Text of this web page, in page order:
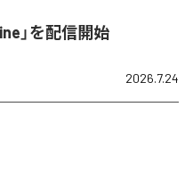
」を配信開始
2026.7.24